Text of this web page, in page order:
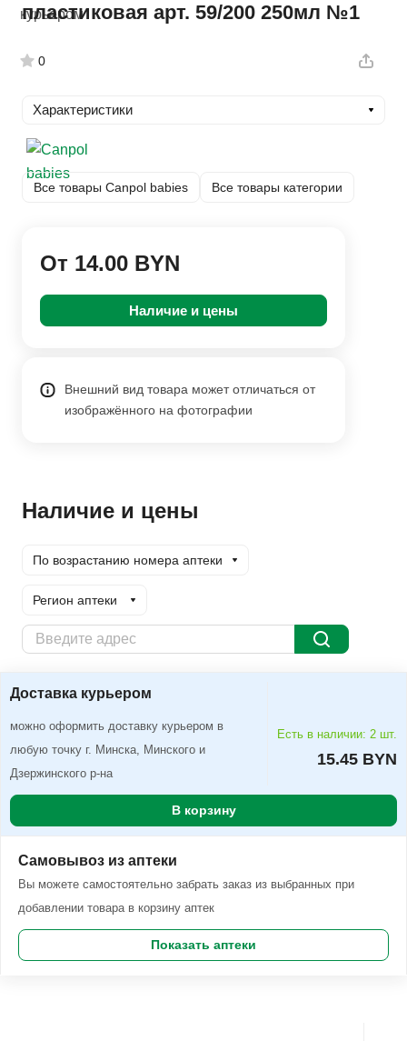
пластиковая арт. 59/200 250мл №1
0
Характеристики
Все товары Canpol babies Все товары категории
От 14.00 BYN
Наличие и цены
Внешний вид товара может отличаться от
изображённого на фотографии
Наличие и цены
По возрастанию номера аптеки
Регион аптеки
Доставка курьером Заказать
Доставка курьером
можно оформить доставку курьером в
любую точку г. Минска, Минского и
Дзержинского р-на
Есть в наличии: 2 шт.
15.45 BYN
В корзину
Самовывоз из аптеки
Вы можете самостоятельно забрать заказ из выбранных при
добавлении товара в корзину аптек
Показать аптеки